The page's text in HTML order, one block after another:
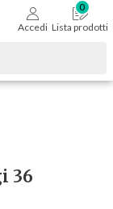
Accedi Lista prodotti
36